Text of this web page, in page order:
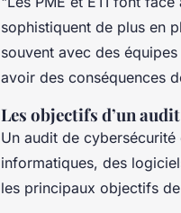
sophistiquent de plus en
souvent avec des
avoir des conséquences
Les objectifs d’un
Un audit de cybersécurité
informatiques, des
les principaux objectifs